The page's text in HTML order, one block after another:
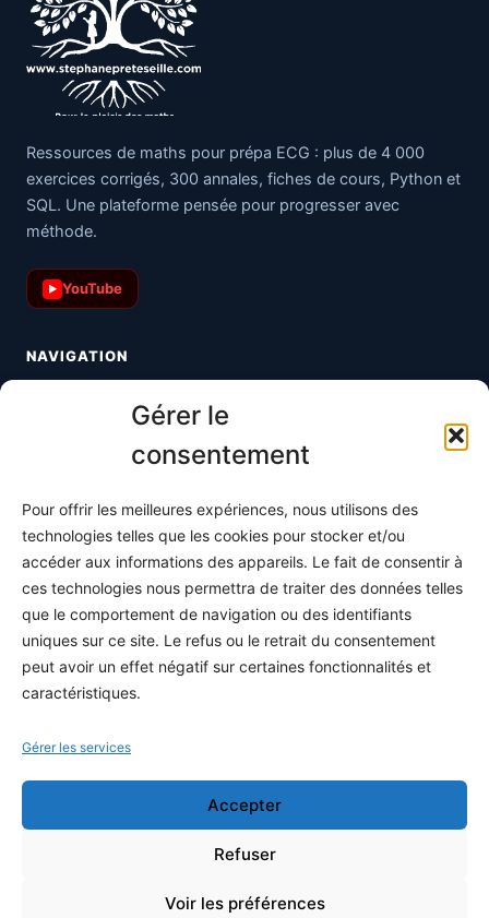
Gérer le
consentement
Pour offrir les meilleures expériences, nous utilisons des
technologies telles que les cookies pour stocker et/ou
accéder aux informations des appareils. Le fait de consentir à
ces technologies nous permettra de traiter des données telles
que le comportement de navigation ou des identifiants
uniques sur ce site. Le refus ou le retrait du consentement
peut avoir un effet négatif sur certaines fonctionnalités et
caractéristiques.
Gérer les services
Accepter
Refuser
Voir les préférences
Ressources de maths pour prépa ECG : plus de 4 000
exercices corrigés, 300 annales, fiches de cours, Python et
SQL. Une plateforme pensée pour progresser avec
méthode.
▶ YouTube
NAVIGATION
Toutes les maths
S'abonner
À propos
Contact / Support
Mes publications
INFORMATIONS LÉGALES
Conditions générales de vente